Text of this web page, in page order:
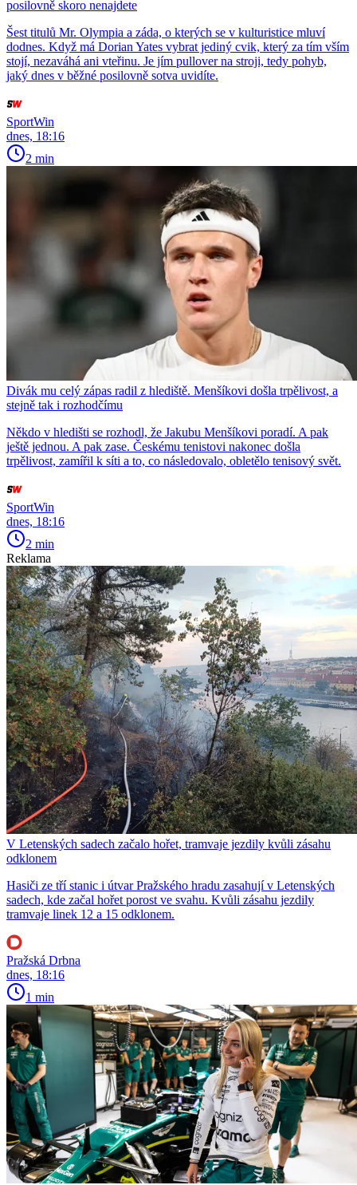
posilovně skoro nenajdete
Šest titulů Mr. Olympia a záda, o kterých se v kulturistice mluví
dodnes. Když má Dorian Yates vybrat jediný cvik, který za tím vším
stojí, nezaváhá ani vteřinu. Je jím pullover na stroji, tedy pohyb,
jaký dnes v běžné posilovně sotva uvidíte.
SportWin
dnes, 18:16
2 min
Divák mu celý zápas radil z hlediště. Menšíkovi došla trpělivost, a
stejně tak i rozhodčímu
Někdo v hledišti se rozhodl, že Jakubu Menšíkovi poradí. A pak
ještě jednou. A pak zase. Českému tenistovi nakonec došla
trpělivost, zamířil k síti a to, co následovalo, obletělo tenisový svět.
SportWin
dnes, 18:16
2 min
Reklama
V Letenských sadech začalo hořet, tramvaje jezdily kvůli zásahu
odklonem
Hasiči ze tří stanic i útvar Pražského hradu zasahují v Letenských
sadech, kde začal hořet porost ve svahu. Kvůli zásahu jezdily
tramvaje linek 12 a 15 odklonem.
Pražská Drbna
dnes, 18:16
1 min